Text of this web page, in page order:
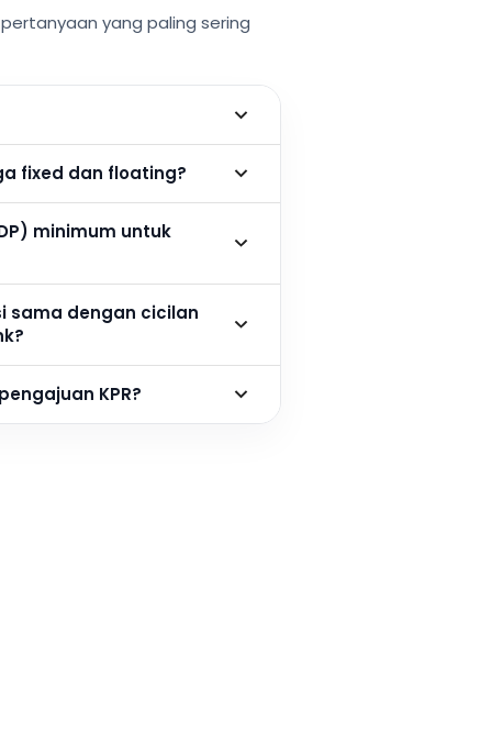
yang paling sering
fixed dan floating?
minimum untuk
sama dengan cicilan
KPR?